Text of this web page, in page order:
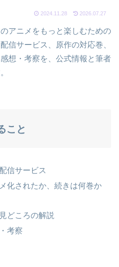
2024.11.28 2026.07.27
アニメをもっと楽しむための
信サービス、原作の対応巻、
想・考察を、公式情報と筆者
こと
信サービス
化されたか、続きは何巻か
どころの解説
考察